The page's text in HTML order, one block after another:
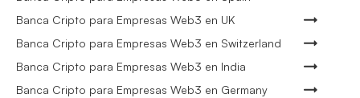
Banca Cripto para Empresas Web3 en UK
Banca Cripto para Empresas Web3 en Switzerland
Banca Cripto para Empresas Web3 en India
Banca Cripto para Empresas Web3 en Germany